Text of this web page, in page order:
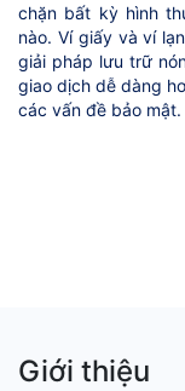
chặn bất kỳ hình
nào. Ví giấy và ví
giải pháp lưu trữ
giao dịch dễ dàng
các vấn đề bảo mật.
Giới thiệu